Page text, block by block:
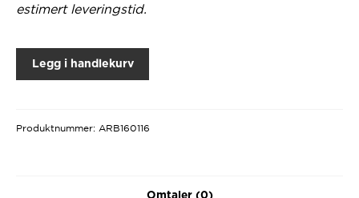
estimert leveringstid.
Legg i handlekurv
Produktnummer: ARB160116
Omtaler (0)